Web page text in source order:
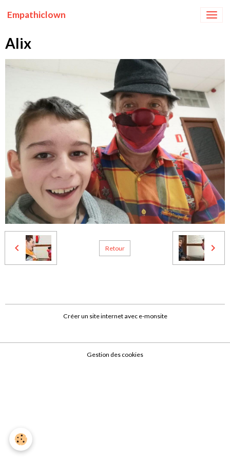
Empathiclown
Alix
Retour
Créer un site internet avec e-monsite
Gestion des cookies